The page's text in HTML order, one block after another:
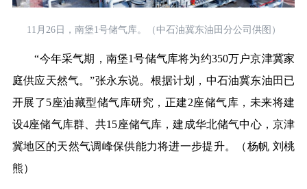
11月26日，南堡1号储气库。（中石油冀东油田分公司供图）
“今年采气期，南堡1号储气库将为约350万户京津冀家
庭供应天然气。”张永东说。根据计划，中石油冀东油田已
开展了5座油藏型储气库研究，正建2座储气库，未来将建
设4座储气库群、共15座储气库，建成华北储气中心，京津
冀地区的天然气调峰保供能力将进一步提升。（杨帆 刘桃
熊）